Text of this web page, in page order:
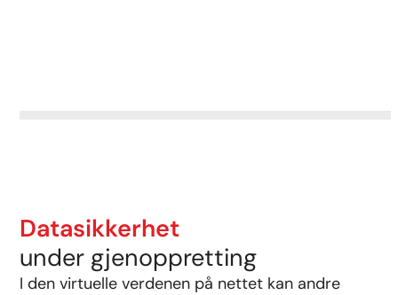
Datasikkerhet
under gjenoppretting
I den virtuelle verdenen på nettet kan andre